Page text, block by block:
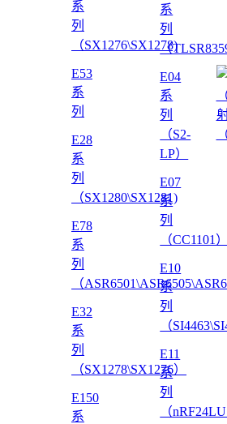
系
列
（SX1276\SX1278)
E53
系
列
E28
系
列
（SX1280\SX1281)
E78
系
列
（
E32
系
列
（SX1278\SX1276）
E150
系
系
列
（
E04
系
列
（S2-
LP）
E07
系
列
（CC1101）
E10
系
列
（
E11
系
列
（